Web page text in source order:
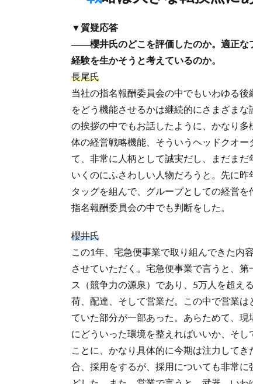
▼質疑応答
――櫻井氏のどこを評価したのか。適正な
経験を生かそうと考えているのか。
長尾氏
当社の指名報酬委員会の中でもいわゆる
をどう機能させるかは継続的にさまざま
の挨拶の中でもお話したように、かなり
体の経営戦略機能、そういうヘッドクオ
て、非常に人柄として誠実だし、まだま
いくのにふさわしい人物だろうと。先に
タッグを組んで、グループとしての経営
指名報酬委員会の中でも判断をした。
櫻井氏
この1年、宅急便事業で取り組んできた内
させていただく。宅急便事業で言うと、
ス（競争力の源泉）であり、5万人を超え
荷、配達、そして営業だ。この中で営業
ていた部分が一部あった。あらためて、
にどういった環境を整えればいいか、そ
ことに、かなり具体的に今期は注力して
合、採用をするが、採用についても非常